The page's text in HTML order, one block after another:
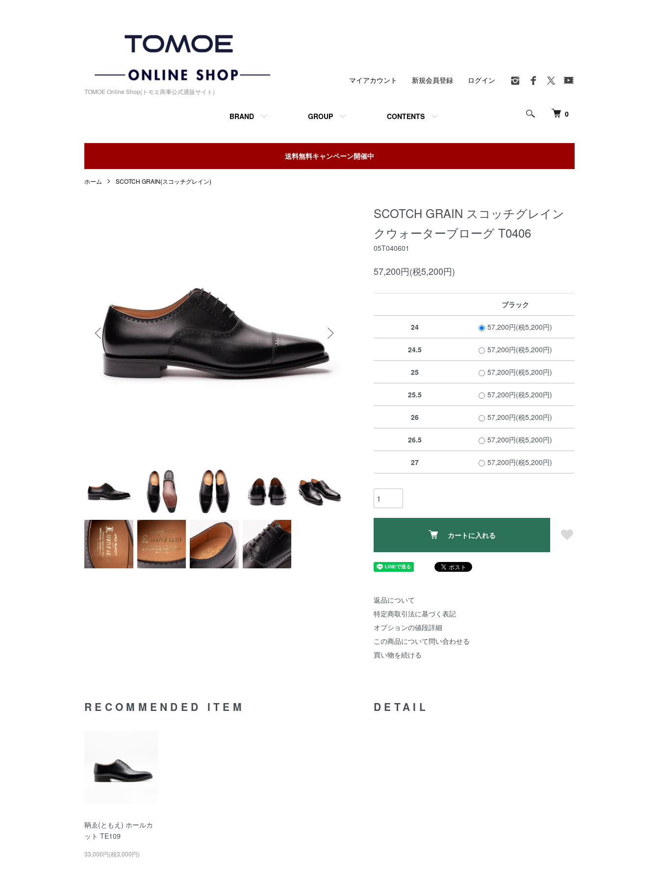
TOMOE Online Shop(トモエ商事公式通販サイト)
0
BRAND GROUP CONTENTS
マイアカウント 新規会員登録 ログイン
送料無料キャンペーン開催中
ホーム SCOTCH GRAIN(スコッチグレイン)
SCOTCH GRAIN スコッチグレイン
クウォーターブローグ T0406
05T040601
57,200円(税5,200円)
ブラック
24 57,200円(税5,200円)
24.5 57,200円(税5,200円)
25 57,200円(税5,200円)
25.5 57,200円(税5,200円)
26 57,200円(税5,200円)
26.5 57,200円(税5,200円)
27 57,200円(税5,200円)
カートに入れる
返品について
特定商取引法に基づく表記
オプションの値段詳細
この商品について問い合わせる
買い物を続ける
DETAIL
RECOMMENDED ITEM
鞆ゑ(ともえ) ホールカ
ット TE109
33,000円(税3,000円)